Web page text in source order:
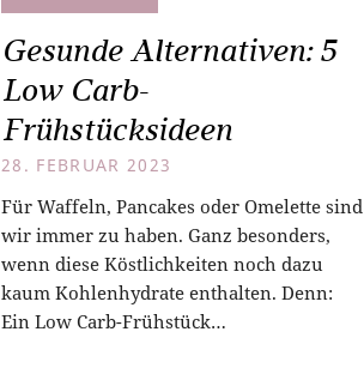
Gesunde Alternativen: 5
Low Carb-
Frühstücksideen
28. FEBRUAR 2023
Für Waffeln, Pancakes oder Omelette sind
wir immer zu haben. Ganz besonders,
wenn diese Köstlichkeiten noch dazu
kaum Kohlenhydrate enthalten. Denn:
Ein Low Carb-Frühstück…